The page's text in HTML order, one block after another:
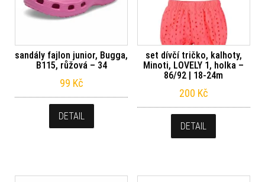
sandály fajlon junior, Bugga,
B115, růžová – 34
99 Kč
DETAIL
set dívčí tričko, kalhoty,
Minoti, LOVELY 1, holka –
86/92 | 18-24m
200 Kč
DETAIL